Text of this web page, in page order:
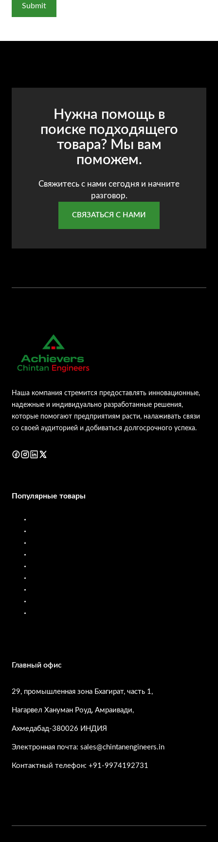
Нужна помощь в
поиске подходящего
товара? Мы вам
поможем.
Свяжитесь с нами сегодня и начните
разговор.
СВЯЗАТЬСЯ С НАМИ
Наша компания стремится предоставлять инновационные,
надежные и индивидуально разработанные решения,
которые помогают предприятиям расти, налаживать связи
со своей аудиторией и добиваться долгосрочного успеха.
Популярные товары
Главный офис
29, промышленная зона Бхагират, часть 1,
Нагарвел Хануман Роуд, Амраивади,
Ахмедабад-380026 ИНДИЯ
Электронная почта: sales@chintanengineers.in
Контактный телефон: +91-9974192731